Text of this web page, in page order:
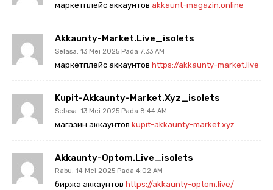
маркетплейс аккаунтов akkaunt-magazin.online
Akkaunty-Market.live_isolets
Selasa. 13 Mei 2025 Pada 7:33 AM
маркетплейс аккаунтов https://akkaunty-market.live
Kupit-Akkaunty-Market.xyz_isolets
Selasa. 13 Mei 2025 Pada 8:44 AM
магазин аккаунтов kupit-akkaunty-market.xyz
Akkaunty-Optom.live_isolets
Rabu. 14 Mei 2025 Pada 4:02 AM
биржа аккаунтов https://akkaunty-optom.live/